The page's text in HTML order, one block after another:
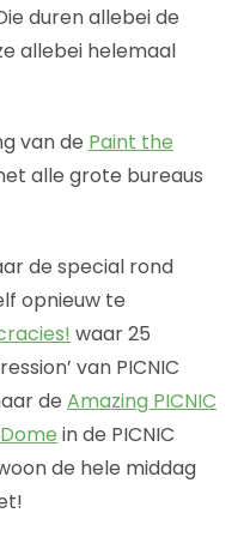
duren allebei de
allebei helemaal
van de Paint the
alle grote bureaus
de special rond
opnieuw te
waar 25
van PICNIC
de Amazing PICNIC
in de PICNIC
de hele middag